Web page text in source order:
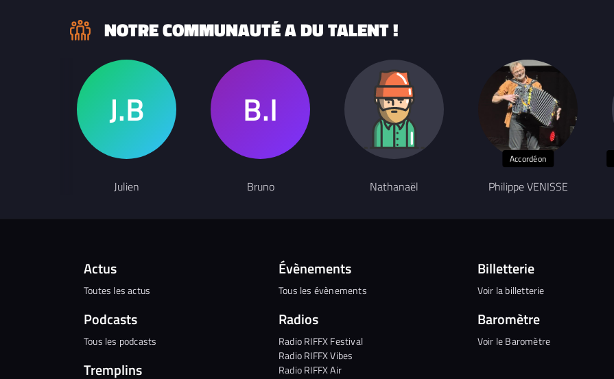
NOTRE COMMUNAUTÉ A DU TALENT !
Julien Bruno Nathanaël
Accordéon
Philippe VENISSE
Actus
Toutes les actus
Podcasts
Tous les podcasts
Tremplins
Évènements
Tous les évènements
Radios
Radio RIFFX Festival
Radio RIFFX Vibes
Radio RIFFX Air
Billetterie
Voir la billetterie
Baromètre
Voir le Baromètre